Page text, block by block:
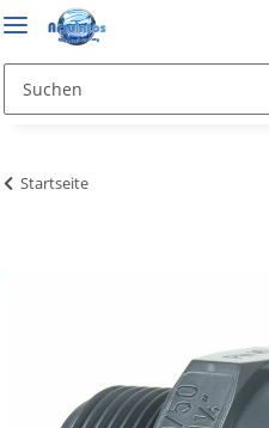
Startseite